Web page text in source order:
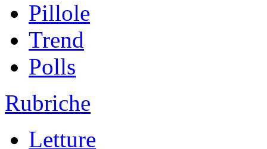
Pillole
Trend
Polls
Rubriche
Letture